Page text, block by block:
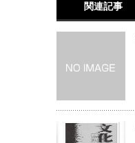
関連記事